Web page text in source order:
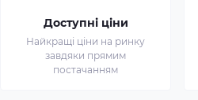
Доступні ціни
Найкращі ціни на ринку
завдяки прямим
постачанням